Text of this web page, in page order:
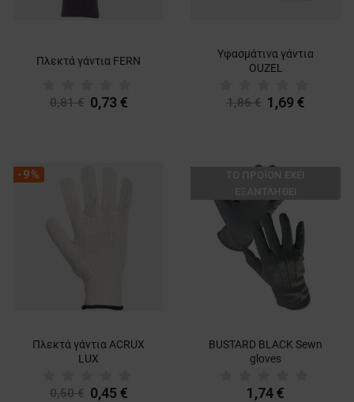
Πλεκτά γάντια FERN
0,81 € 0,73 €
Υφασμάτινα γάντια
OUZEL
1,86 € 1,69 €
-9%
Πλεκτά γάντια ACRUX
LUX
0,50 € 0,45 €
BUSTARD BLACK Sewn
gloves
1,74 €